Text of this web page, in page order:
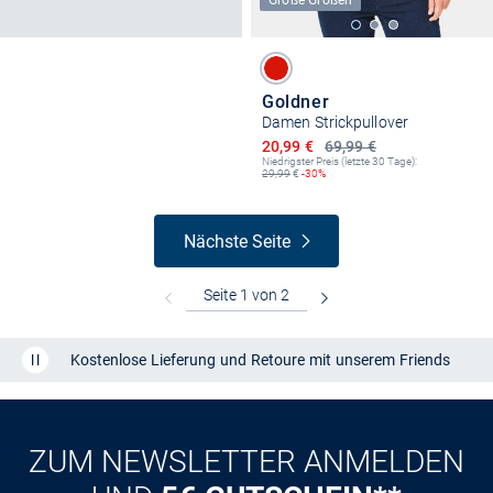
Goldner
Damen Strickpullover
69,99 €
Ermäßigter Preis
20,99 €
Niedrigster Preis (letzte 30 Tage):
29,99€ -30%
Nächste Seite
Kostenlose Lieferung und Retoure mit unserem Friends
ZUM NEWSLETTER ANMELDEN